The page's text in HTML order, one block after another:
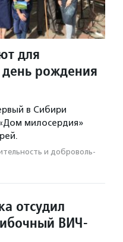
для
рождения
в Сибири
милосердия»
и доброволь­
отсудил
ВИЧ-